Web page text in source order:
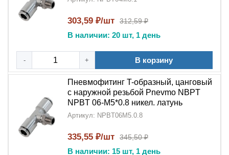
наружной резьбой NPT NPBT
профессиональное решение для создания надежных
разветвлений в пневматических системах. Благодаря
сочетаниюцангового механизма,наружной резьбы
NPTи никелированного латунного корпуса
этоттройникобеспечивает простой монтаж и
долговечную работу оборудования.
303,59 ₽/шт 312,59 ₽
В наличии: 20 шт, 1 день
- + В корзину
Пневмофитинг T-образный, цанговый
с наружной резьбой Pnevmo NBPT
NPBT 06-M5*0.8 никел. латунь
Артикул: NPBT06M5.0.8
335,55 ₽/шт 345,50 ₽
В наличии: 15 шт, 1 день